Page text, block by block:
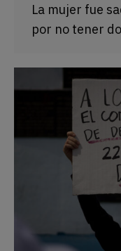
La mujer fue
por no tener